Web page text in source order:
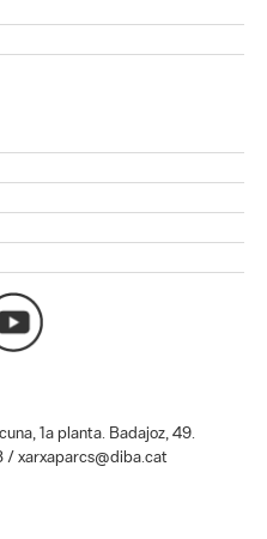
1a planta. Badajoz, 49.
/ xarxaparcs@diba.cat